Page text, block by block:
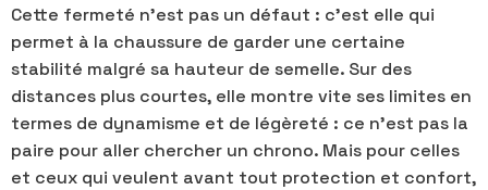
Cette fermeté n’est pas un défaut : c’est elle qui
permet à la chaussure de garder une certaine
stabilité malgré sa hauteur de semelle. Sur des
distances plus courtes, elle montre vite ses limites en
termes de dynamisme et de légèreté : ce n’est pas la
paire pour aller chercher un chrono. Mais pour celles
et ceux qui veulent avant tout protection et confort,